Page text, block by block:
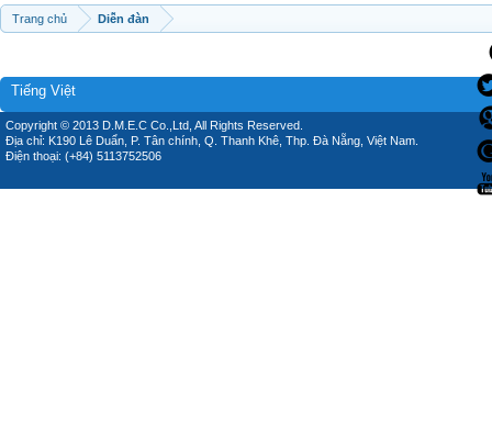
Trang chủ Diễn đàn
Tiếng Việt
Copyright © 2013 D.M.E.C Co.,Ltd, All Rights Reserved.
Địa chỉ: K190 Lê Duẩn, P. Tân chính, Q. Thanh Khê, Thp. Đà Nẵng, Việt Nam.
Điện thoại: (+84) 5113752506